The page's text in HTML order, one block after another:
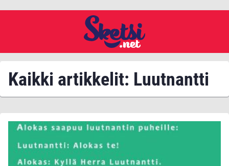
Kaikki artikkelit: Luutnantti